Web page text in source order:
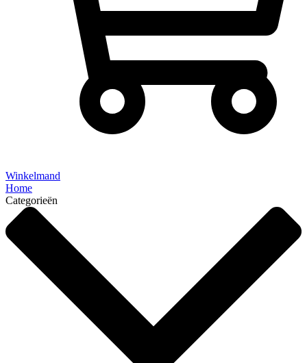
Winkelmand
Home
Categorieën